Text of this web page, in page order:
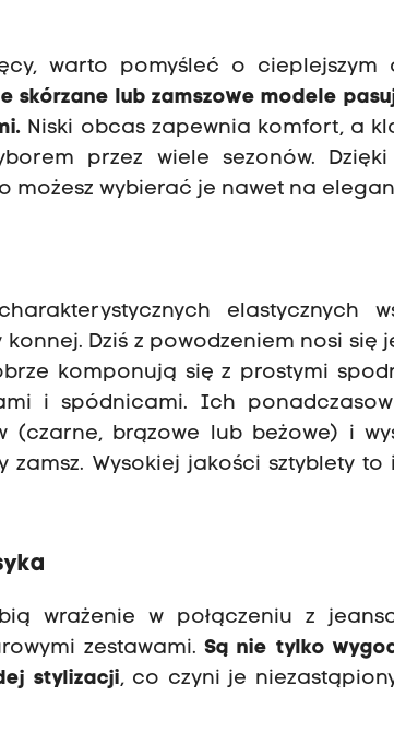
warto pomyśleć o cieplejszym
skórzane lub zamszowe modele
Niski obcas zapewnia komfort, a
przez wiele sezonów. Dzięki
możesz wybierać je nawet na
elastycznych
Dziś z powodzeniem nosi się
komponują się z prostymi
i spódnicami. Ich
(czarne, brązowe lub beżowe) i
Wysokiej jakości sztyblety to
wrażenie w połączeniu z
zestawami. Są nie tylko
stylizacji, co czyni je